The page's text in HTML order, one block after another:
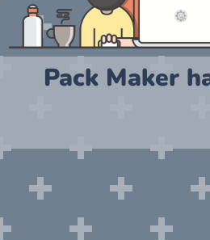
Pack Maker